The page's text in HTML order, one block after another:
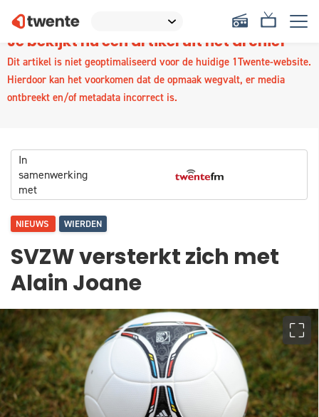
Je bekijkt nu een artikel uit het archief
Dit artikel is niet geoptimaliseerd voor de huidige 1Twente-website.
Hierdoor kan het voorkomen dat de opmaak wegvalt, er media
ontbreekt en/of metadata incorrect is.
In
samenwerking
met
NIEUWS WIERDEN
SVZW versterkt zich met
Alain Joane